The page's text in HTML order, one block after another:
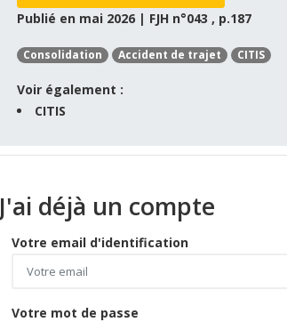
Publié en mai 2026 | FJH n°043 , p.187
Consolidation Accident de trajet CITIS
Voir également :
CITIS
J'ai déjà un compte
Votre email d'identification
Votre mot de passe